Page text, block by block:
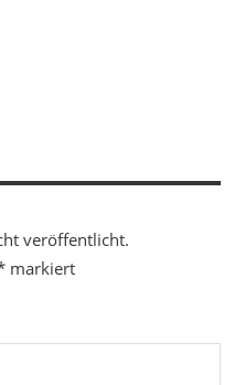
veröffentlicht.
markiert